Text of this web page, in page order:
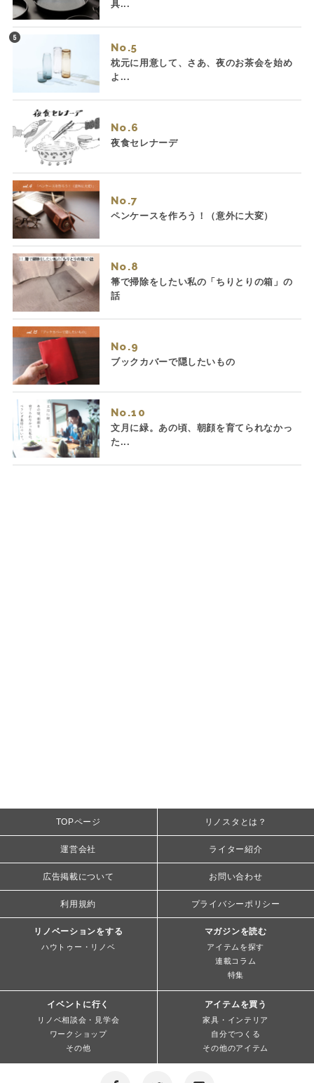
具...
No.
枕元に用意して、さあ、夜のお茶会を始め
よ...
No.
夜食セレナーデ
No.
ペンケースを作ろう！（意外に大変）
No.
箒で掃除をしたい私の「ちりとりの箱」の
話
No.
ブックカバーで隠したいもの
No.
文月に緑。あの頃、朝顔を育てられなかっ
た...
TOPページ リノスタとは？
運営会社 ライター紹介
広告掲載について お問い合わせ
利用規約 プライバシーポリシー
リノベーションをする
ハウトゥー・リノベ
マガジンを読む
アイテムを探す
連載コラム
特集
イベントに行く
リノベ相談会・見学会
ワークショップ
その他
アイテムを買う
家具・インテリア
自分でつくる
その他のアイテム